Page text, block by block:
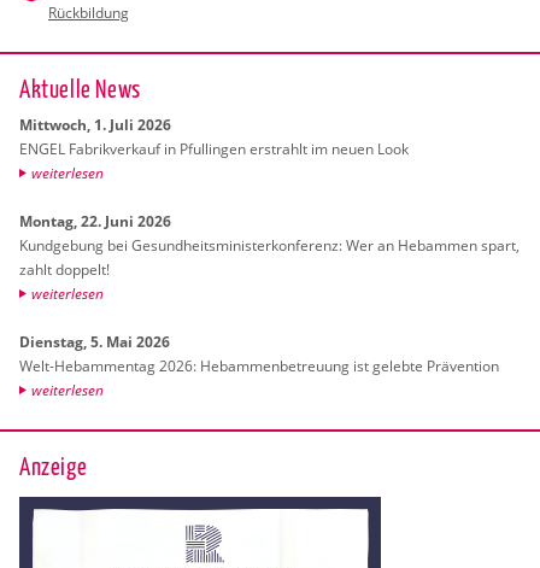
Rückbildung
Ak­tu­el­le News
Mitt­woch, 1. Juli 2026
ENGEL Fa­brik­ver­kauf in Pful­lin­gen er­strahlt im neuen Look
wei­ter­le­sen
Mon­tag, 22. Juni 2026
Kund­ge­bung bei Ge­sund­heits­mi­nis­ter­kon­fe­renz: Wer an Heb­am­men spart,
zahlt dop­pelt!
wei­ter­le­sen
Diens­tag, 5. Mai 2026
Welt-Heb­am­men­tag 2026: Heb­am­men­be­treu­ung ist ge­leb­te Prä­ven­ti­on
wei­ter­le­sen
Anzeige